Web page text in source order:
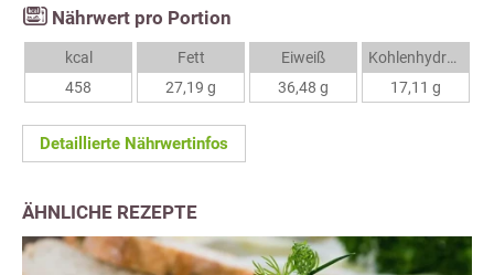
Nährwert pro Portion
kcal
458
Fett
27,19 g
Eiweiß
36,48 g
Kohlenhydrate
17,11 g
Detaillierte Nährwertinfos
ÄHNLICHE REZEPTE